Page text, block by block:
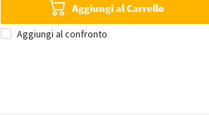
Aggiungi al Carrello
Aggiungi al confronto